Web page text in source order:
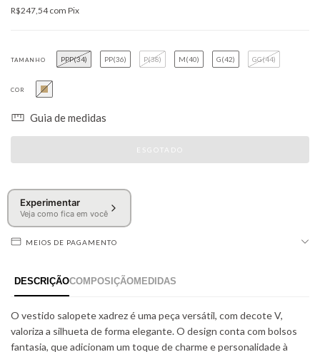
R$247,54com Pix
TAMANHO PPP(34) PP(36) P(38) M(40) G(42) GG(44)
COR
Guia de medidas
Experimentar
Veja como fica em você
MEIOS DE PAGAMENTO